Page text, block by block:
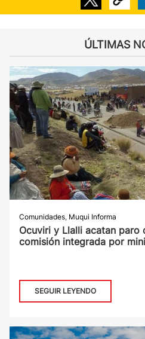
ÚLTIMAS
Comunidades, Muqui Informa
Ocuviri y Llalli acatan paro
comisión integrada por
SEGUIR LEYENDO